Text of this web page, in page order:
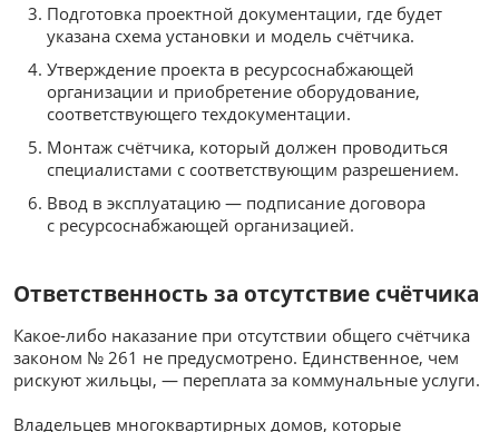
Подготовка проектной документации, где будет
указана схема установки и модель счётчика.
Утверждение проекта в ресурсоснабжающей
организации и приобретение оборудование,
соответствующего техдокументации.
Монтаж счётчика, который должен проводиться
специалистами с соответствующим разрешением.
Ввод в эксплуатацию — подписание договора
с ресурсоснабжающей организацией.
Ответственность за отсутствие счётчика
Какое-либо наказание при отсутствии общего счётчика
законом № 261 не предусмотрено. Единственное, чем
рискуют жильцы, — переплата за коммунальные услуги.
Владельцев многоквартирных домов, которые